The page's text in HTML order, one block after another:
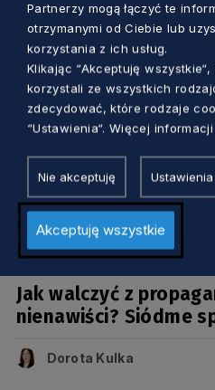
Jak walczyć z
nienawiści? Siódme spotkanie z cyklu
Dorota Kulka
Partnerzy mogą łączyć te
otrzymanymi od Ciebie lub
korzystania z ich usług.
Klikając “Akceptuję
korzystali ze wszystkich
zdecydować, które rodzaje
“Ustawienia“. Więcej
Nie akceptuję
Akceptuję wszystkie